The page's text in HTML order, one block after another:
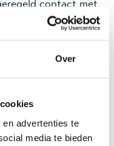
Over
advertenties te
media te bieden
contact met
eigen plek heeft
is zelf ook maar
uitziet. De hulp
nog meer mensen
mens geworden,